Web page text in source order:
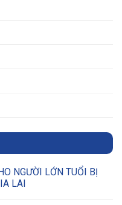
NGƯỜI LỚN TUỔI BỊ
LAI